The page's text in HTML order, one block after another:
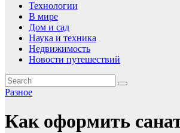
Технологии
В мире
Дом и сад
Наука и техника
Недвижимость
Новости путешествий
Разное
Как оформить